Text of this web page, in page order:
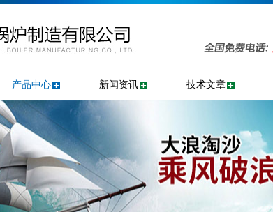
产品中心 新闻资讯 技术文章